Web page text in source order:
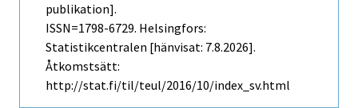
publikation].
ISSN=1798-6729. Helsingfors:
Statistikcentralen [hänvisat: 7.8.2026].
Åtkomstsätt:
http://stat.fi/til/teul/2016/10/index_sv.html